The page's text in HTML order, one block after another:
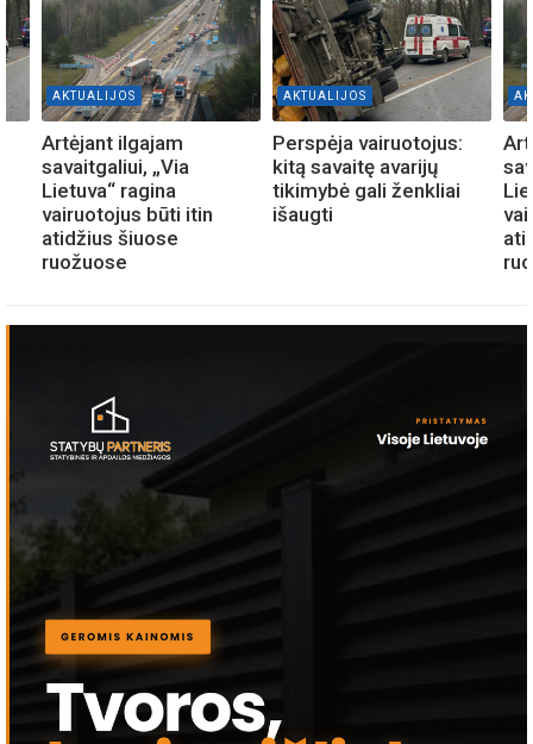
AKTUALIJOS
Artėjant ilgajam
savaitgaliui, „Via
Lietuva“ ragina
vairuotojus būti itin
atidžius šiuose
ruožuose
AKTUALIJOS
Perspėja vairuotojus:
kitą savaitę avarijų
tikimybė gali ženkliai
išaugti